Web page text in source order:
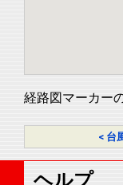
経路図マーカー
< 台
ヘルプ